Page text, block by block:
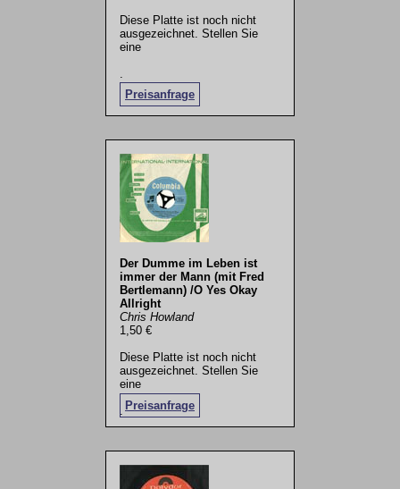
Diese Platte ist noch nicht
ausgezeichnet. Stellen Sie
eine
Preisanfrage
.
Der Dumme im Leben ist
immer der Mann (mit Fred
Bertlemann) /O Yes Okay
Allright
Chris Howland
1,50 €
Diese Platte ist noch nicht
ausgezeichnet. Stellen Sie
eine
Preisanfrage